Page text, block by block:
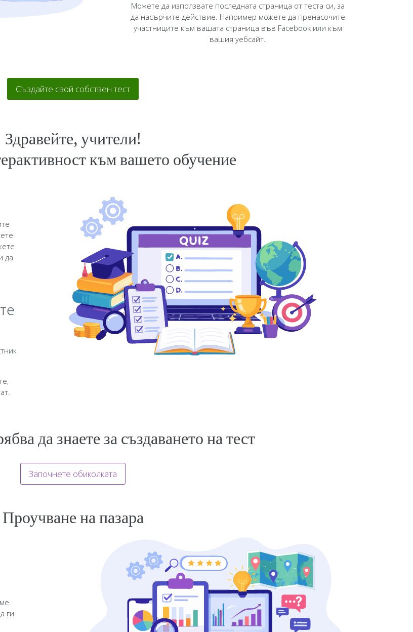
Можете да използвате последната страница от теста си, за
да насърчите действие. Например можете да пренасочите
участниците към вашата страница във Facebook или към
вашия уебсайт.
Създайте свой собствен тест
Здравейте, учители!
към вашето обучение
да
да знаете за създаването на тест
Започнете обиколката
Проучване на пазара
ги